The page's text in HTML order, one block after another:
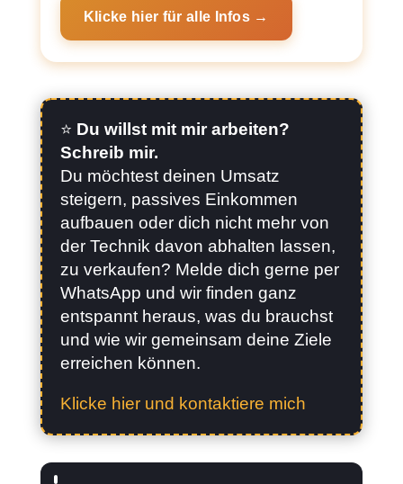
Klicke hier für alle Infos →
⭐️ Du willst mit mir arbeiten?
Schreib mir.
Du möchtest deinen Umsatz
steigern, passives Einkommen
aufbauen oder dich nicht mehr von
der Technik davon abhalten lassen,
zu verkaufen? Melde dich gerne per
WhatsApp und wir finden ganz
entspannt heraus, was du brauchst
und wie wir gemeinsam deine Ziele
erreichen können.
Klicke hier und kontaktiere mich